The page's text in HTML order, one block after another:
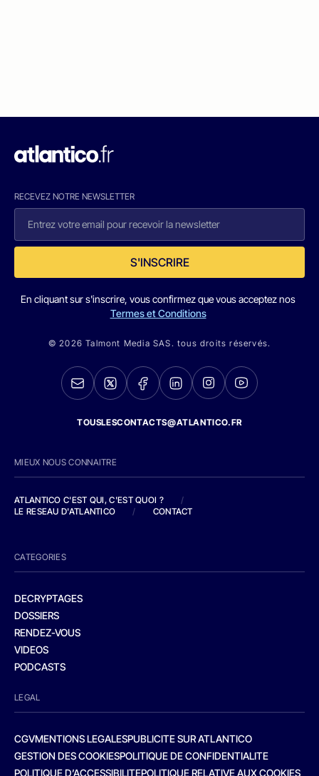
RECEVEZ NOTRE NEWSLETTER
S'INSCRIRE
En cliquant sur s'inscrire, vous confirmez que vous acceptez nos
Termes et Conditions
© 2026 Talmont Media SAS. tous droits réservés.
TOUSLESCONTACTS@ATLANTICO.FR
MIEUX NOUS CONNAITRE
ATLANTICO C'EST QUI, C'EST QUOI ?
/
LE RESEAU D'ATLANTICO
/ CONTACT
CATEGORIES
DECRYPTAGES
DOSSIERS
RENDEZ-VOUS
VIDEOS
PODCASTS
LEGAL
CGVMENTIONS LEGALESPUBLICITE SUR ATLANTICO
GESTION DES COOKIESPOLITIQUE DE CONFIDENTIALITE
POLITIQUE D’ACCESSIBILITEPOLITIQUE RELATIVE AUX COOKIES